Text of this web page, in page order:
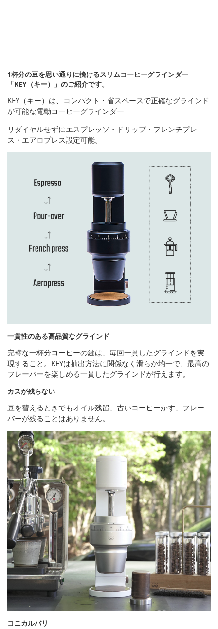
1杯分の豆を思い通りに挽けるスリムコーヒーグラインダー
「KEY（キー）」のご紹介です。
KEY（キー）は、コンパクト・省スペースで正確なグラインド
が可能な電動コーヒーグラインダー
リダイヤルせずにエスプレッソ・ドリップ・フレンチプレ
ス・エアロプレス設定可能。
一貫性のある高品質なグラインド
完璧な一杯分コーヒーの鍵は、毎回一貫したグラインドを実
現すること。KEYは抽出方法に関係なく滑らか均一で、最高の
フレーバーを楽しめる一貫したグラインドが行えます。
カスが残らない
豆を替えるときでもオイル残留、古いコーヒーかす、フレー
バーが残ることはありません。
コニカルバリ